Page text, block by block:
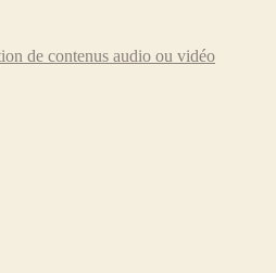
de contenus audio ou vidéo